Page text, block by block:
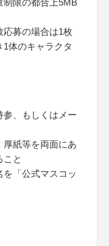
限の都合上5MB
募の場合は1枚
体のキャラクタ
、もしくはメー
紙等を両面にあ
こと
「公式マスコッ